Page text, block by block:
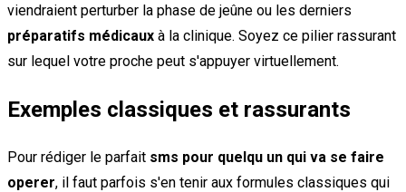
viendraient perturber la phase de jeûne ou les derniers
préparatifs médicaux à la clinique. Soyez ce pilier rassurant
sur lequel votre proche peut s'appuyer virtuellement.
Exemples classiques et rassurants
Pour rédiger le parfait sms pour quelqu un qui va se faire
operer, il faut parfois s'en tenir aux formules classiques qui